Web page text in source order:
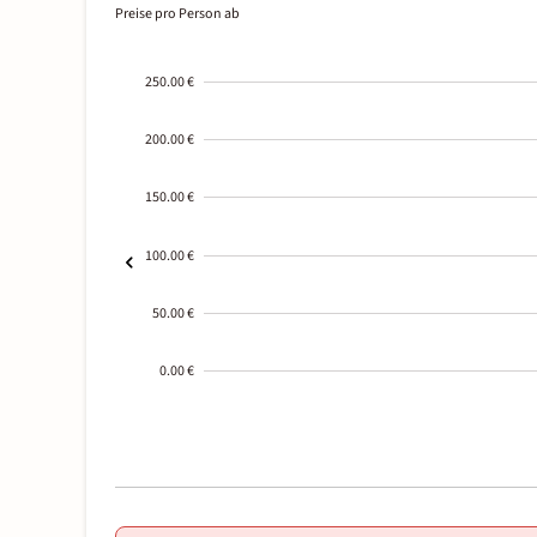
Preise pro Person ab
250.00 €
200.00 €
150.00 €
100.00 €
50.00 €
0.00 €
01-02